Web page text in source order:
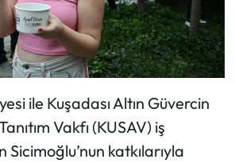
ile Kuşadası Altın Güvercin
Vakfı (KUSAV) iş
katkılarıyla